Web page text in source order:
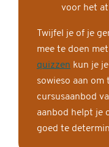
voor het
Twijfel je of je
mee te doen
quizzen kun je
sowieso aan om
cursusaanbod
aanbod helpt je
goed te